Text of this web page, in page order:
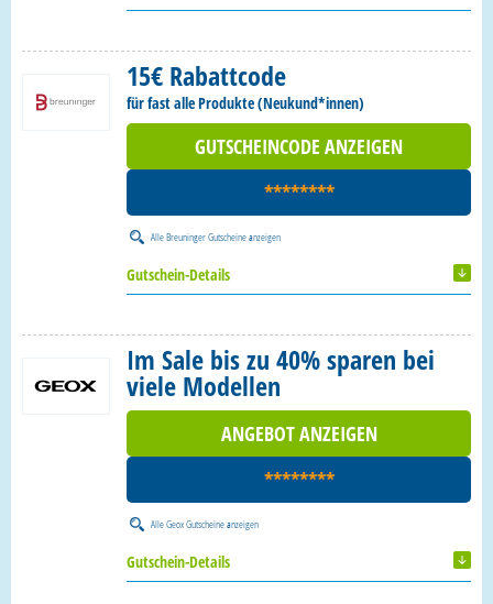
15€ Rabattcode
für fast alle Produkte (Neukund*innen)
GUTSCHEINCODE ANZEIGEN
********
AlleBreuninger Gutscheineanzeigen
Gutschein-Details
Im Sale bis zu 40% sparen bei
viele Modellen
ANGEBOT ANZEIGEN
********
AlleGeox Gutscheineanzeigen
Gutschein-Details